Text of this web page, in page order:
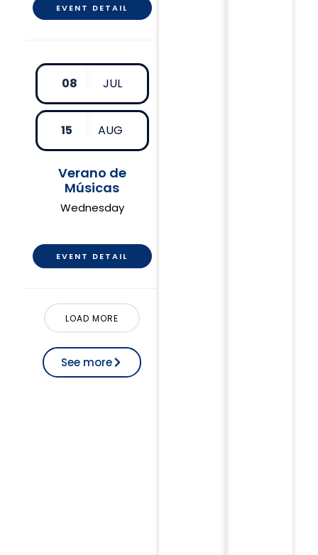
EVENT DETAIL
08 JUL
15 AUG
Verano de
Músicas
Wednesday
EVENT DETAIL
LOAD MORE
See more